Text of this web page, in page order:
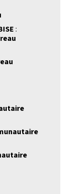
: